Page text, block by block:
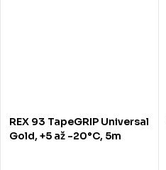
REX 93 TapeGRIP Universal
Gold, +5 až -20°C, 5m